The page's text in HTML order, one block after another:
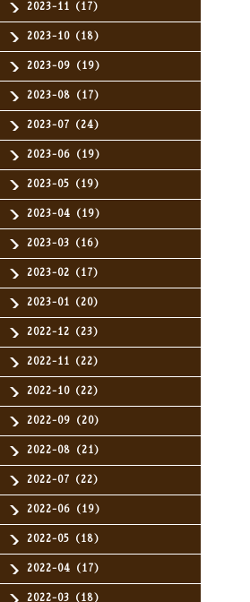
2023-11（17）
2023-10（18）
2023-09（19）
2023-08（17）
2023-07（24）
2023-06（19）
2023-05（19）
2023-04（19）
2023-03（16）
2023-02（17）
2023-01（20）
2022-12（23）
2022-11（22）
2022-10（22）
2022-09（20）
2022-08（21）
2022-07（22）
2022-06（19）
2022-05（18）
2022-04（17）
2022-03（18）